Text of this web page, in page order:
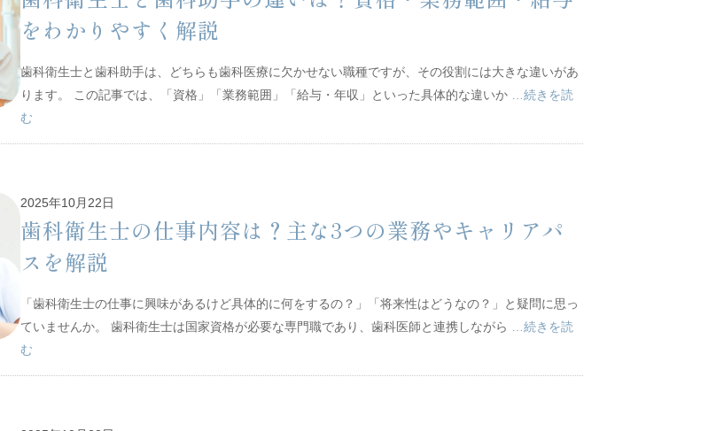
をわかりやすく解説
歯科衛生士と歯科助手は、どちらも歯科医療に欠かせない職種ですが、その役割には大きな違いがあ
ります。 この記事では、「資格」「業務範囲」「給与・年収」といった具体的な違いか
…続きを読
む
2025年10月22日
歯科衛生士の仕事内容は？主な3つの業務やキャリアパ
スを解説
「歯科衛生士の仕事に興味があるけど具体的に何をするの？」「将来性はどうなの？」と疑問に思っ
ていませんか。 歯科衛生士は国家資格が必要な専門職であり、歯科医師と連携しながら
…続きを読
む